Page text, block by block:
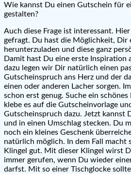
Wie kannst Du einen Gutschein für
gestalten?
Auch diese Frage ist interessant.
gefragt. Du hast die Möglichkeit, Dir
herunterzuladen und diese ganz
Damit hast Du eine erste Inspiration
dazu legen wir Dir natürlich einen
Gutscheinspruch ans Herz und der
einen oder anderen Lacher sorgen.
schon erst genug. Suche ein
klebe es auf die Gutscheinvorlage
Gutscheinspruch dazu. Jetzt kannst
und in einen Umschlag stecken. Du
noch ein kleines Geschenk
natürlich möglich. In dem Fall macht
Klingel gut. Mit dieser Klingel wirst
immer gerufen, wenn Du wieder
darfst. Mit so einer Tischglocke